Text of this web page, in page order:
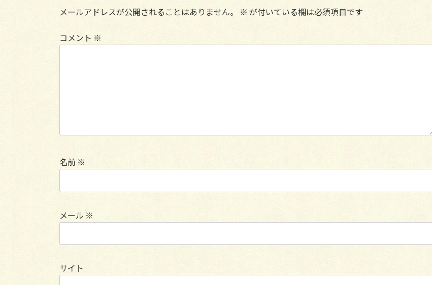
メールアドレスが公開されることはありません。 ※ が付いている欄は必須項目です
コメント ※
名前 ※
メール ※
サイト